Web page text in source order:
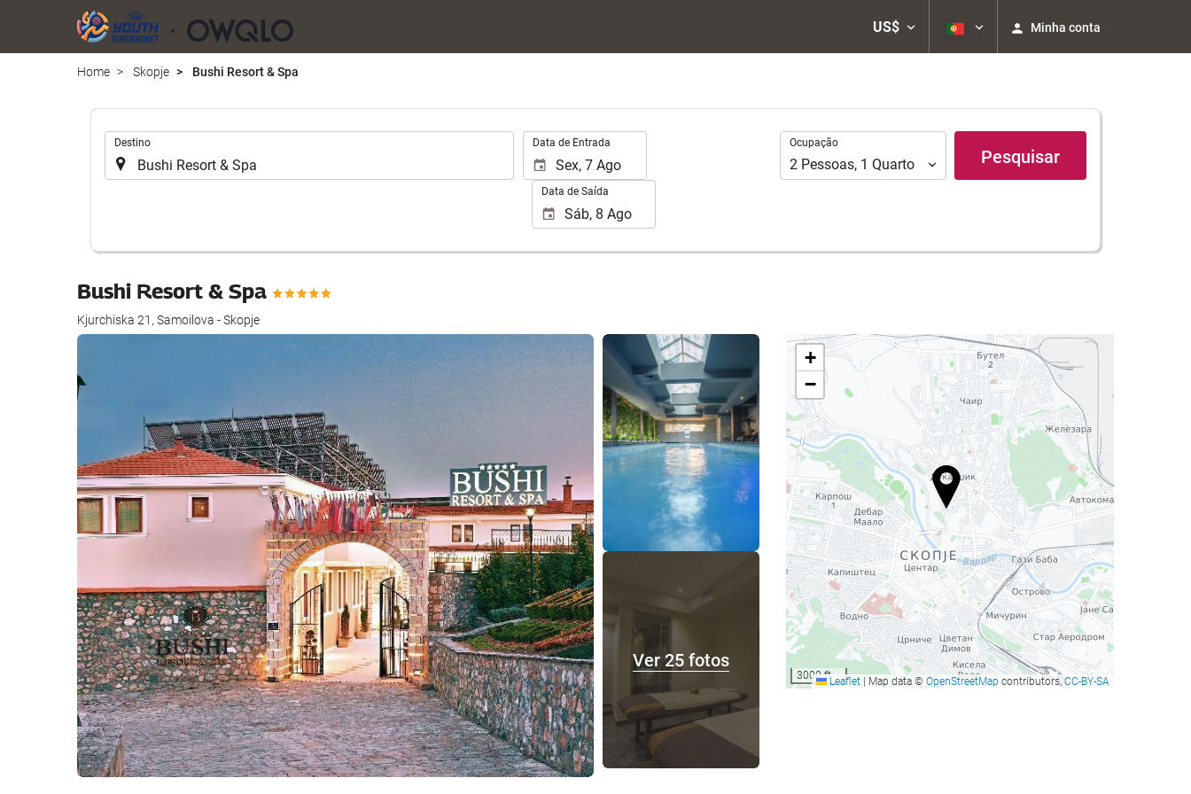
US$ Minha conta
Home Skopje Bushi Resort & Spa
Destino Data de Entrada
Data de Saída
Ocupação
Ocupação
2 Pessoas, 1 Quarto Pesquisar
Bushi Resort & Spa
Kjurchiska 21, Samoilova - Skopje
Ver 25 fotos
Ver 25 fotos
+
−
3000 ftLeaflet Map data ©OpenStreetMap contributors, CC-BY-SA